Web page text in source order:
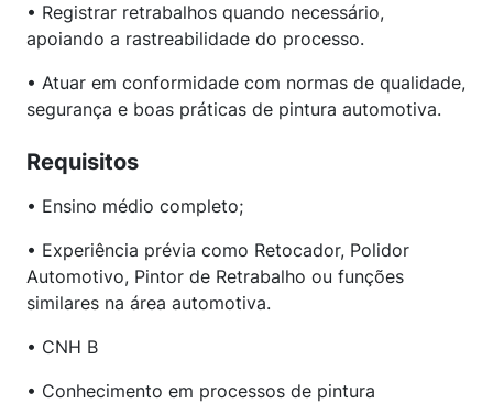
• Registrar retrabalhos quando necessário,
apoiando a rastreabilidade do processo.
• Atuar em conformidade com normas de qualidade,
segurança e boas práticas de pintura automotiva.
Requisitos
• Ensino médio completo;
• Experiência prévia como Retocador, Polidor
Automotivo, Pintor de Retrabalho ou funções
similares na área automotiva.
• CNH B
• Conhecimento em processos de pintura